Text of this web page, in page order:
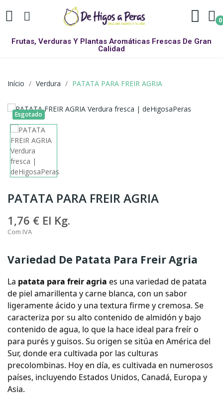
0
Frutas, Verduras Y Plantas Aromáticas Frescas De Gran
Calidad
Início Verdura PATATA PARA FREIR AGRIA
Esgotado
PATATA PARA FREIR AGRIA
1,76 € El Kg.
Com IVA
Variedad De Patata Para Freir Agria
La patata para freir agria es una variedad de patata
de piel amarillenta y carne blanca, con un sabor
ligeramente ácido y una textura firme y cremosa. Se
caracteriza por su alto contenido de almidón y bajo
contenido de agua, lo que la hace ideal para freír o
para purés y guisos. Su origen se sitúa en América del
Sur, donde era cultivada por las culturas
precolombinas. Hoy en día, es cultivada en numerosos
países, incluyendo Estados Unidos, Canadá, Europa y
Asia.